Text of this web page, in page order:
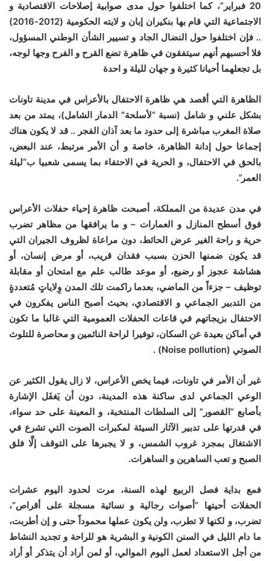
20 فبراير”، كما اختلفوا حول مدى صوابية إصلاحات الاقتصادية و
الاجتماعية التي قام بها بنكيران إبان و لايته الحكومية (2012-2016)
.. فإن اختلفوا حول النضال الجاد و تسيير الشأن الوطني المسؤول،
فلا أحسبهم أنهم سيتفقون في ظاهرة تضع القرح و الفرح وجها لوجه،
بل تجعلهما أحيانا كثيرة و جهان لليلة و احدة
الظاهرة التي أقصد هي ظاهرة الاحتفال بالأعراس في مدينة تاونات
بشكل علني و شامل (نسبة “لأسلحة” الدمار الشامل)، يمتد من بعد
صلاة المغرب مباشرة إلى حدود ما بعد آذان الفجر .. قد لا يكون هناك
إجماعا حول إدانة الظاهرة، خاصة و أن الأمر مرتبط، عند البعض،
بالحق في الاحتفال، و الحرية في الاحتفاء بما يسمى شعبيا ب”ليلة
العمر”.
في مدن عديدة من المملكة، أصبحت ظاهرة إحياء حفلات الأعراس
فوق أسطح المنازل و العمارات – و ما يرافقها من مظاهر تضرب
حرية و راحة الغير عرض الحائط، دون مراعاة لظروف الجيران التي
قد يكون ضمنها الحزن بسبب فقدان قريب، أو مرض إنسان، أو
هشاشة عجوز أو رضيع، أو موعد طالب علم مع امتحان أو مقابلة
توظيف – جزءاً من الماضي، بعدما راكمت تلك المدن وِلاياتٍ مُتعددةٍ
من التدبير الجماعي و الاقتصادي، بحيث أصبح الناس يفكرون في
الاحتفال بزيجاتهم في قاعات الحفلات العمومية التي غالبا ما تكون
في أماكن بعيدة عن السكان، توفيرا لراحة النائمين و محاصرة للتلوث
الصوتي (Noise pollution) .
غير أن الأمر في تاونات، فيما يخص الأعراس، لا زال يقول الكثير عن
الوعي الجماعي لدى ساكنة هذه المدينة، دون أن يَغفَل الإشارة
بأصابع “القصور” إلى السلطات المنتخبة، و المعينة على حد سواء،
في قدرتها على تدبير الآثار السيئة لمكبرات الصوت التي تشرع في
الاشتغال بمجرد غروب الشمس، و لا يجبرها على التوقف إلَّا فلق
الصبح و تعب الساهرين و الساهرات.
فمع بداية فصل الربيع لهذه السنة، مرت لحدود اليوم عشرات
الحفلات أحيتها “أصوات رجالية و نسائية مسجلة على أقراص”،
تضرب، و لكنها لا تطرب، ولن يكون عملها محموداً حتى و إن أطربت،
ما دام الليل في السنن الكونية و البشرية هو للراحة و تجديد النشاط
من أجل الاستعداد لعمل اليوم الموالي، أو لمن أراد أن يتذكر أو أراد